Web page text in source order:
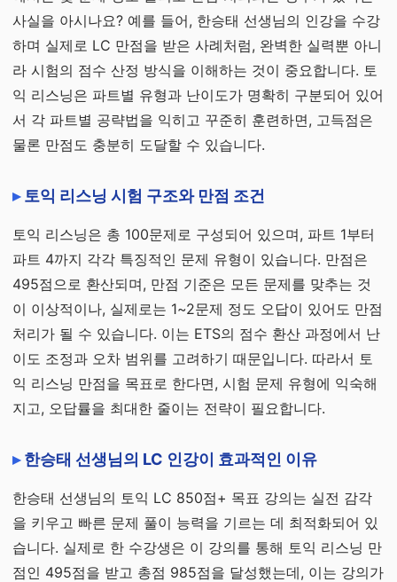
사실을 아시나요? 예를 들어, 한승태 선생님의 인강을 수강
하며 실제로 LC 만점을 받은 사례처럼, 완벽한 실력뿐 아니
라 시험의 점수 산정 방식을 이해하는 것이 중요합니다. 토
익 리스닝은 파트별 유형과 난이도가 명확히 구분되어 있어
서 각 파트별 공략법을 익히고 꾸준히 훈련하면, 고득점은
물론 만점도 충분히 도달할 수 있습니다.
토익 리스닝 시험 구조와 만점 조건
토익 리스닝은 총 100문제로 구성되어 있으며, 파트 1부터
파트 4까지 각각 특징적인 문제 유형이 있습니다. 만점은
495점으로 환산되며, 만점 기준은 모든 문제를 맞추는 것
이 이상적이나, 실제로는 1~2문제 정도 오답이 있어도 만점
처리가 될 수 있습니다. 이는 ETS의 점수 환산 과정에서 난
이도 조정과 오차 범위를 고려하기 때문입니다. 따라서 토
익 리스닝 만점을 목표로 한다면, 시험 문제 유형에 익숙해
지고, 오답률을 최대한 줄이는 전략이 필요합니다.
한승태 선생님의 LC 인강이 효과적인 이유
한승태 선생님의 토익 LC 850점+ 목표 강의는 실전 감각
을 키우고 빠른 문제 풀이 능력을 기르는 데 최적화되어 있
습니다. 실제로 한 수강생은 이 강의를 통해 토익 리스닝 만
점인 495점을 받고 총점 985점을 달성했는데, 이는 강의가